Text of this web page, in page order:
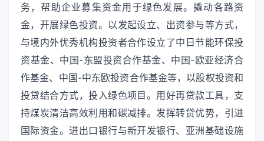
务，帮助企业募集资金用于绿色发展。撬动各路资
金，开展绿色投资。以发起设立、出资参与等方式，
与境内外优秀机构投资者合作设立了中日节能环保投
资基金、中国-东盟投资合作基金、中国-欧亚经济合
作基金、中国-中东欧投资合作基金等，以股权投资和
投贷结合方式，投入绿色项目。用好再贷款工具，支
持煤炭清洁高效利用和碳减排。发挥转贷优势，引进
国际资金。进出口银行与新开发银行、亚洲基础设施